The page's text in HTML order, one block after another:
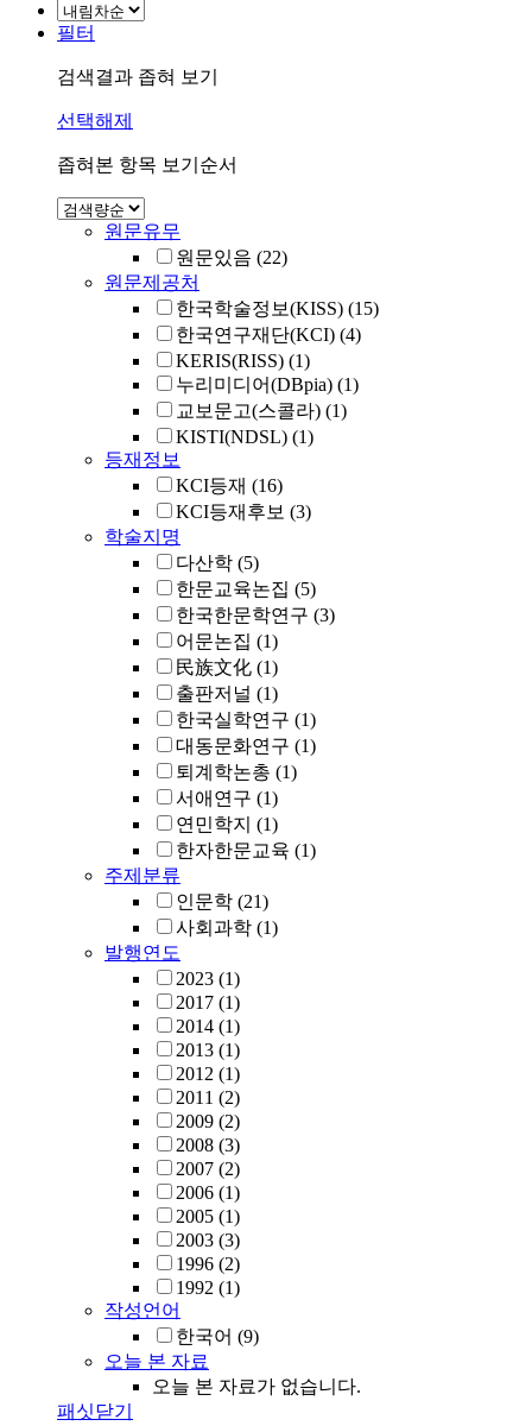
필터
검색결과 좁혀 보기
선택해제
좁혀본 항목 보기순서
원문유무
원문있음 (22)
원문제공처
한국학술정보(KISS) (15)
한국연구재단(KCI) (4)
KERIS(RISS) (1)
누리미디어(DBpia) (1)
교보문고(스콜라) (1)
KISTI(NDSL) (1)
등재정보
KCI등재 (16)
KCI등재후보 (3)
학술지명
다산학 (5)
한문교육논집 (5)
한국한문학연구 (3)
어문논집 (1)
民族文化 (1)
출판저널 (1)
한국실학연구 (1)
대동문화연구 (1)
퇴계학논총 (1)
서애연구 (1)
연민학지 (1)
한자한문교육 (1)
주제분류
인문학 (21)
사회과학 (1)
발행연도
2023 (1)
2017 (1)
2014 (1)
2013 (1)
2012 (1)
2011 (2)
2009 (2)
2008 (3)
2007 (2)
2006 (1)
2005 (1)
2003 (3)
1996 (2)
1992 (1)
작성언어
한국어 (9)
오늘 본 자료
오늘 본 자료가 없습니다.
패싯닫기